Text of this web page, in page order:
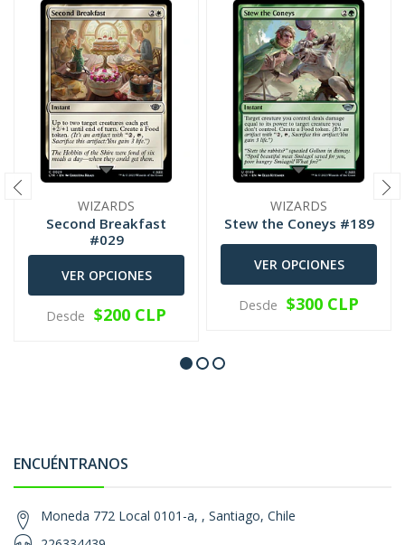
WIZARDS
Second Breakfast
#029
VER OPCIONES
Desde $200 CLP
WIZARDS
Stew the Coneys #189
VER OPCIONES
Desde $300 CLP
ENCUÉNTRANOS
Moneda 772 Local 0101-a, , Santiago, Chile